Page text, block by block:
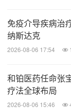
超
测试业务（
建设和精细
+4.7%，药物
2025年测
免疫介导疾病治
纳斯达克
2026-08-06 17:54
和铂医药任命张
疗法全球布局
2026-08-06 15:46